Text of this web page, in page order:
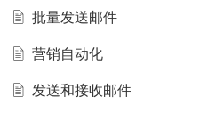
批量发送邮件
营销自动化
发送和接收邮件